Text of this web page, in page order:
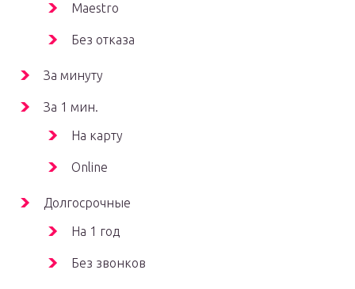
Maestro
Без отказа
За минуту
За 1 мин.
На карту
Online
Долгосрочные
На 1 год
Без звонков